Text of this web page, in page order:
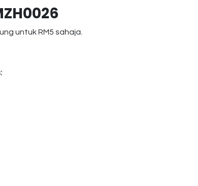
untuk RM5 sahaja.